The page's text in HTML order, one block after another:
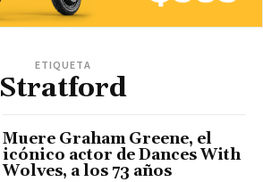
ETIQUETA
Stratford
Muere Graham Greene, el
icónico actor de Dances With
Wolves, a los 73 años